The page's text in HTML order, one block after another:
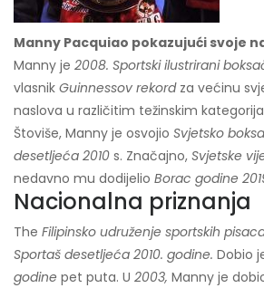
Manny Pacquiao pokazujući svoje
Manny je 2008. Sportski ilustrirani
vlasnik Guinnessov rekordza većinu
naslova u različitim težinskim
Štoviše, Manny je osvojio Svjetsko
desetljeća 2010 s. Značajno, Svjetske
nedavno mu dodijelio Borac godine
Nacionalna priznanja
The Filipinsko udruženje sportskih
Sportaš desetljeća 2010. godine. Dobio
godine pet puta. U 2003, Manny je